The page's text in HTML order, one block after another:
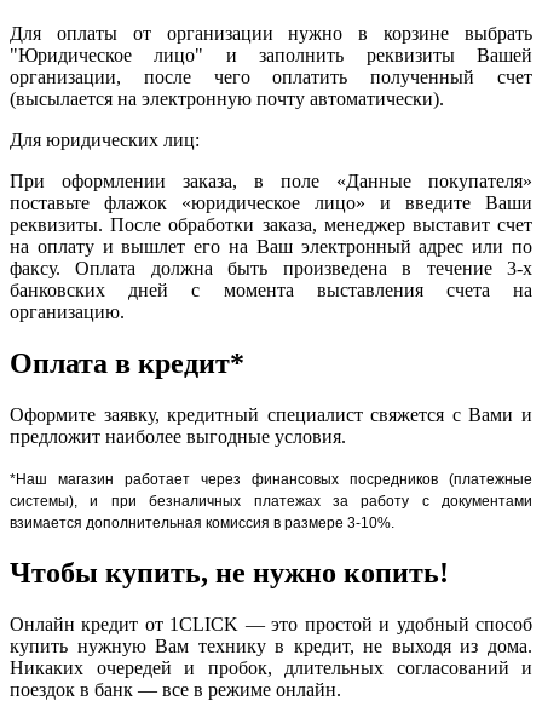
Для оплаты от организации нужно в корзине выбрать
"Юридическое лицо" и заполнить реквизиты Вашей
организации, после чего оплатить полученный счет
(высылается на электронную почту автоматически).
Для юридических лиц:
При оформлении заказа, в поле «Данные покупателя»
поставьте флажок «юридическое лицо» и введите Ваши
реквизиты. После обработки заказа, менеджер выставит счет
на оплату и вышлет его на Ваш электронный адрес или по
факсу. Оплата должна быть произведена в течение 3-х
банковских дней с момента выставления счета на
организацию.
Оплата в кредит*
Оформите заявку, кредитный специалист свяжется с Вами и
предложит наиболее выгодные условия.
*Наш магазин работает через финансовых посредников (платежные
системы), и при безналичных платежах за работу с документами
взимается дополнительная комиссия в размере 3-10%.
Чтобы купить, не нужно копить!
Онлайн кредит от 1CLICK — это простой и удобный способ
купить нужную Вам технику в кредит, не выходя из дома.
Никаких очередей и пробок, длительных согласований и
поездок в банк — все в режиме онлайн.